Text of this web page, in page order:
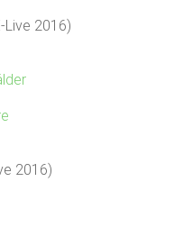
Live 2016)
2016)